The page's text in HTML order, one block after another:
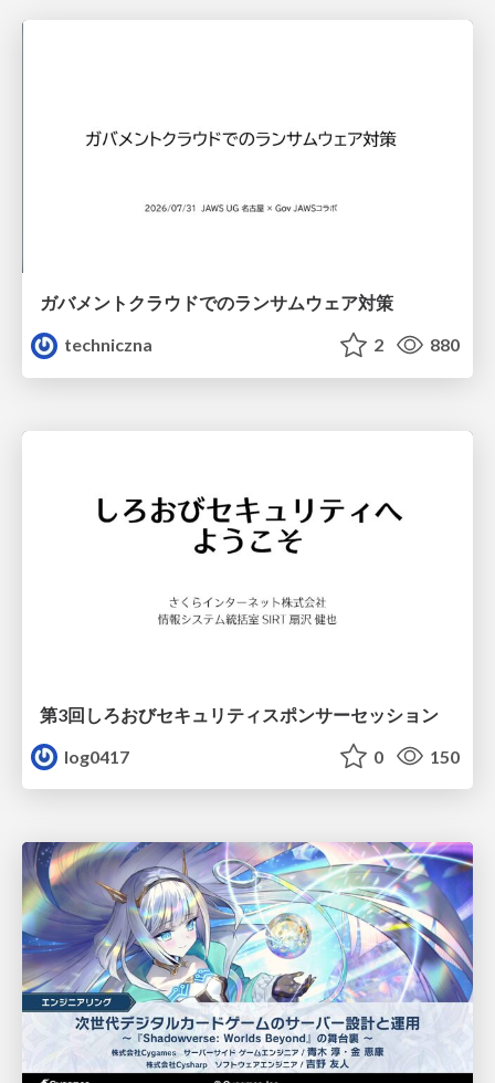
ガバメントクラウドでのランサムウェア対策
techniczna
2 880
第3回しろおびセキュリティスポンサーセッション
log0417
0 150